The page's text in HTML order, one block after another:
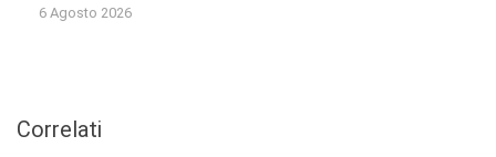
6 Agosto 2026
Correlati